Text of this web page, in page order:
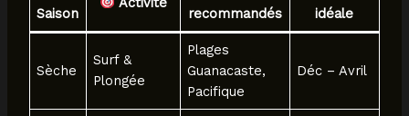
Saison
recommandés
idéale
Sèche
Surf &
Plongée
Plages
Guanacaste,
Pacifique
Déc – Avril